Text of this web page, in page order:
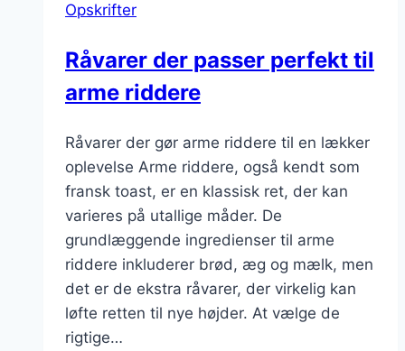
Opskrifter
Råvarer der passer perfekt til
arme riddere
Råvarer der gør arme riddere til en lækker
oplevelse Arme riddere, også kendt som
fransk toast, er en klassisk ret, der kan
varieres på utallige måder. De
grundlæggende ingredienser til arme
riddere inkluderer brød, æg og mælk, men
det er de ekstra råvarer, der virkelig kan
løfte retten til nye højder. At vælge de
rigtige…